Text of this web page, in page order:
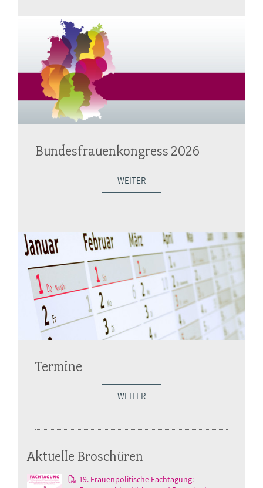
Bundesfrauenkongress 2026
WEITER
Termine
WEITER
Aktuelle Broschüren
19. Frauenpolitische Fachtagung: